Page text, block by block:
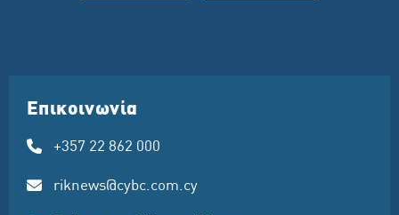
Επικοινωνία
+357 22 862 000
riknews@cybc.com.cy